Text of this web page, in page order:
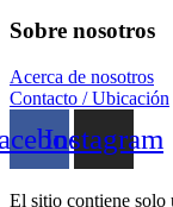
Sobre nosotros
Acerca de nosotros
Contacto / Ubicación
Instagram
El sitio contiene solo